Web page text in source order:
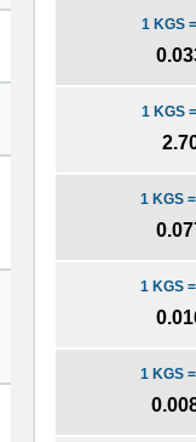
1 KGS
1 KGS
1 KGS
1 KGS
1 KGS